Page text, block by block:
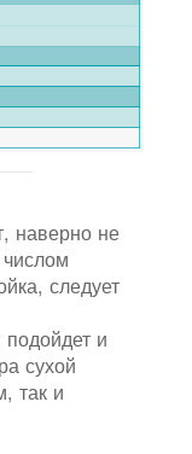
наверно не
следует
и
сухой
так и